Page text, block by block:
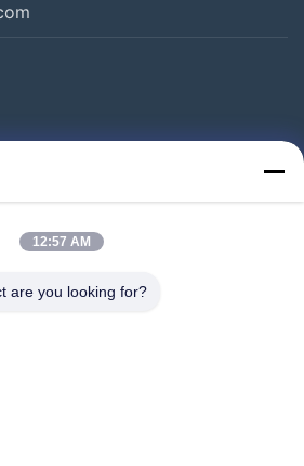
12:57 AM
are you looking for?